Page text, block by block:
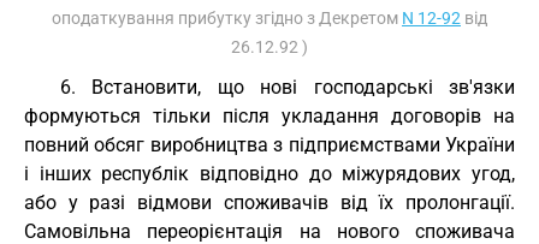
оподаткування прибутку згідно з Декретом N 12-92 від
26.12.92 )
6. Встановити, що нові господарські зв'язки
формуються тільки після укладання договорів на
повний обсяг виробництва з підприємствами України
і інших республік відповідно до міжурядових угод,
або у разі відмови споживачів від їх пролонгації.
Самовільна переорієнтація на нового споживача